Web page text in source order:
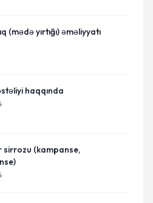
(mədə yırtığı) əməliyyatı
haqqında
sirrozu (kampanse,